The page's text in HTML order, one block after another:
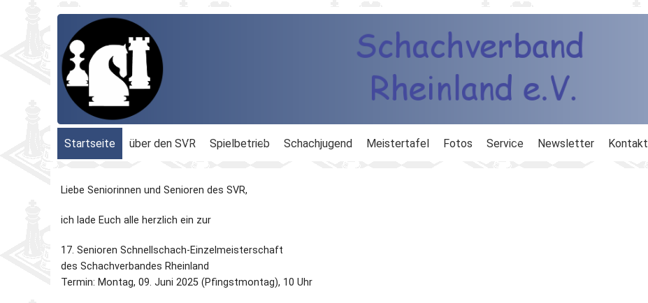
Startseite über den SVR
Beauftragte
Kassenprüfer
Geschichte
Ordnungen
Spielbetrieb
Blitz-MM
Dähnepokal
Schachjugend Meistertafel Fotos Service Newsletter Kontakt
Liebe Seniorinnen und Senioren des SVR,
ich lade Euch alle herzlich ein zur
17. Senioren Schnellschach-Einzelmeisterschaft
des Schachverbandes Rheinland
Termin: Montag, 09. Juni 2025 (Pfingstmontag), 10 Uhr